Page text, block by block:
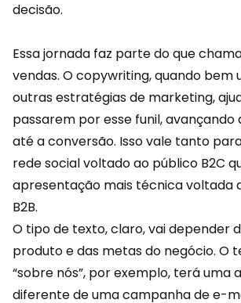
decisão.
Essa jornada faz parte do que
vendas. O copywriting, quando bem
outras estratégias de marketing,
passarem por esse funil, avançando
até a conversão. Isso vale tanto
rede social voltado ao público B2C
apresentação mais técnica voltada
B2B.
O tipo de texto, claro, vai depender
produto e das metas do negócio. O
“sobre nós”, por exemplo, terá uma
diferente de umacampanha de e-